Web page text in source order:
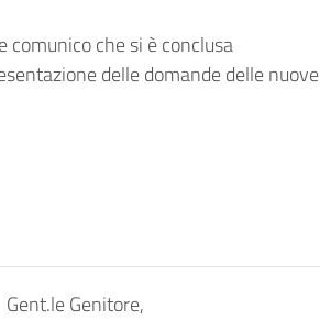
che si è conclusa
delle domande delle nuove
Gent.le Genitore,